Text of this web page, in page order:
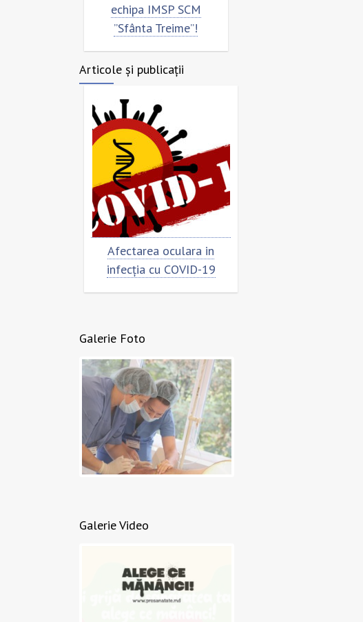
echipa IMSP SCM
”Sfânta Treime”!
Articole și publicații
Afectarea oculara in
infecția cu COVID-19
Galerie Foto
Galerie Video